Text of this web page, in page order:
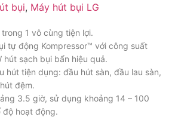
bụi, Máy hút bụi LG
1 vô cùng tiện lợi.
tự động Kompressor™ với công suất
hút sạch bụi bẩn hiệu quả.
hút tiện dụng: đầu hút sàn, đầu lau sàn,
đệm.
3.5 giờ, sử dụng khoảng 14 – 100
độ hoạt động.